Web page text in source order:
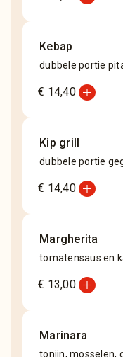
Kebap
dubbele portie
€ 14,40add_circle
Kip grill
dubbele portie
€ 14,40add_circle
Margherita
tomatensaus en
€ 13,00add_circle
Marinara
tonijn, mosselen,